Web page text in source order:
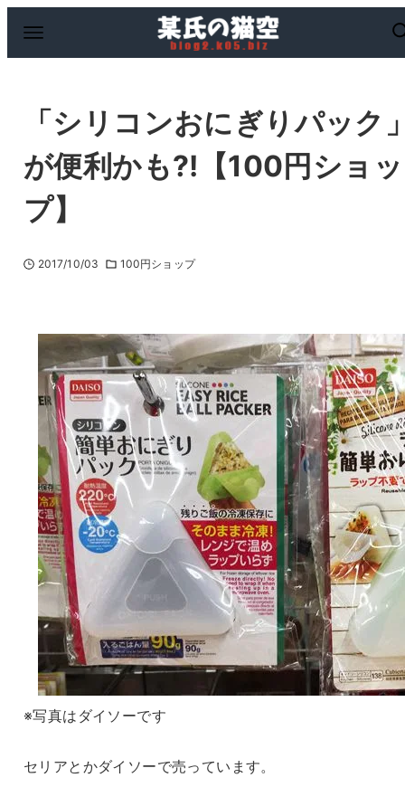
「シリコンおにぎりパック
が便利かも?!【100円ショッ
プ】
2017/10/03 100円ショップ
※写真はダイソーです
セリアとかダイソーで売っています。